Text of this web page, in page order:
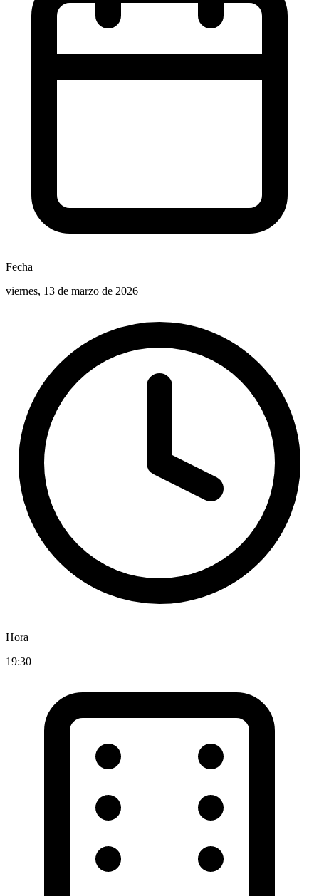
Fecha
viernes, 13 de marzo de 2026
Hora
19:30